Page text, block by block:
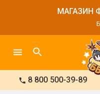
МАГАЗИН
8 800 500-39-89